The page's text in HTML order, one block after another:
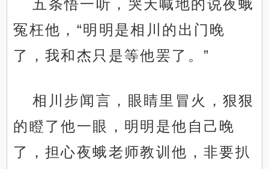
五条悟一听，哭天喊地的说夜蛾
冤枉他，“明明是相川的出门晚
了，我和杰只是等他罢了。”
相川步闻言，眼睛里冒火，狠狠
的瞪了他一眼，明明是他自己晚
了，担心夜蛾老师教训他，非要扒